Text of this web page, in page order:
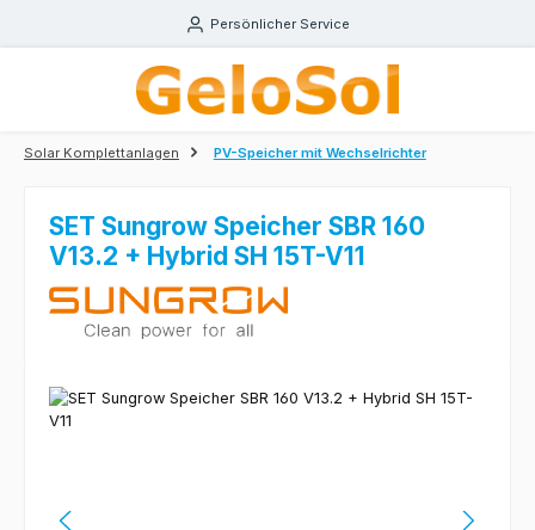
Zum Hauptinhalt springen Persönlicher Service
Solar Komplettanlagen PV-Speicher mit Wechselrichter
SET Sungrow Speicher SBR 160
V13.2 + Hybrid SH 15T-V11
Bildergalerie überspringen